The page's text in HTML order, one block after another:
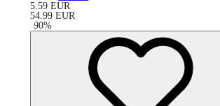
5.59 EUR
54.99 EUR
-90%